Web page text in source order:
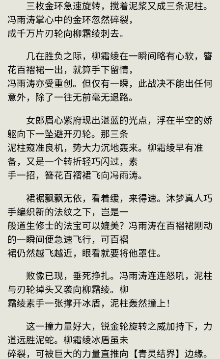
三枚金环急速旋转，搅着泥浆又成三条泥柱。
冯雨涛掌心中的金环忽然碎裂，
成千万片刃轮向柳霜绫刺去。
几在胜负之际，柳霜绫在一瞬间略有心软，簪
花百褶裙一出，就算手下留情，
冯雨涛亦受重创。但仅有一瞬，此战决不能出任何
意外，除了一往无前毫无退路。
女郎眉心紫府现出湛蓝的光点，浮在半空的娇
躯向下一坠避开刃轮。那三条
泥柱窥准良机，势大力沉地轰来。柳霜绫早有准
备，又是一个转折轻巧闪过，素
手一招，簪花百褶裙飞向冯雨涛。
裙裾飘飘无依，看着缓，来得速。沐梦真人巧
手编织新的法纹之下，岂是一
般道生修士的法宝可以媲美？冯雨涛在百褶裙刚动
的一瞬间便急速飞行，可百褶
裙仍然越飞越近，眼看就要将他罩住。
败像已现，垂死挣扎。冯雨涛连连怒吼，泥柱
与刃轮掉头又袭向柳霜绫。柳
霜绫素手一张撑开冰盾，泥柱轰然撞上！
这一撞力量好大，锐金轮旋转之威加持下，力
道远胜泥蛇。柳霜绫冰盾虽未
碎裂，可被巨大的力量直推向【青灵结界】边缘。